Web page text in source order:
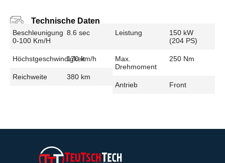
Technische Daten
Beschleunigung
0-100 Km/h
8.6 sec
Höchstgeschwindigkeit
170 km/h
Reichweite 380 km
Leistung
150 kW
(204 PS)
Max.
Drehmoment
250 Nm
Antrieb Front